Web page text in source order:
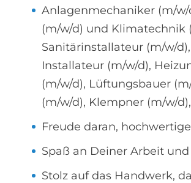
Anlagenmechaniker (m/
(m/w/d) und Klimatechnik
Sanitärinstallateur (m/w/
Installateur (m/w/d),
(m/w/d), Lüftungsbauer
(m/w/d), Klempner (m/w/d),
Freude daran,
Spaß an Deiner Arbeit
Stolz auf das Handwerk,